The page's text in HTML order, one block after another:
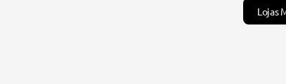
Lojas